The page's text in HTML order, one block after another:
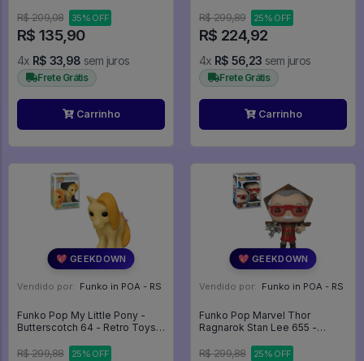
R$ 209,08
35% OFF
R$ 135,90
4x R$ 33,98 sem juros
Frete Grátis
Carrinho
R$ 299,89
25% OFF
R$ 224,92
4x R$ 56,23 sem juros
Frete Grátis
Carrinho
💖 GEEKDOWN
Vendido por: Funko in POA - RS
Funko Pop My Little Pony -
Butterscotch 64 - Retro Toys
R$ 299,88
25% OFF
💖 GEEKDOWN
Vendido por: Funko in POA - RS
Funko Pop Marvel Thor
Ragnarok Stan Lee 655 -
R$ 299,88
25% OFF